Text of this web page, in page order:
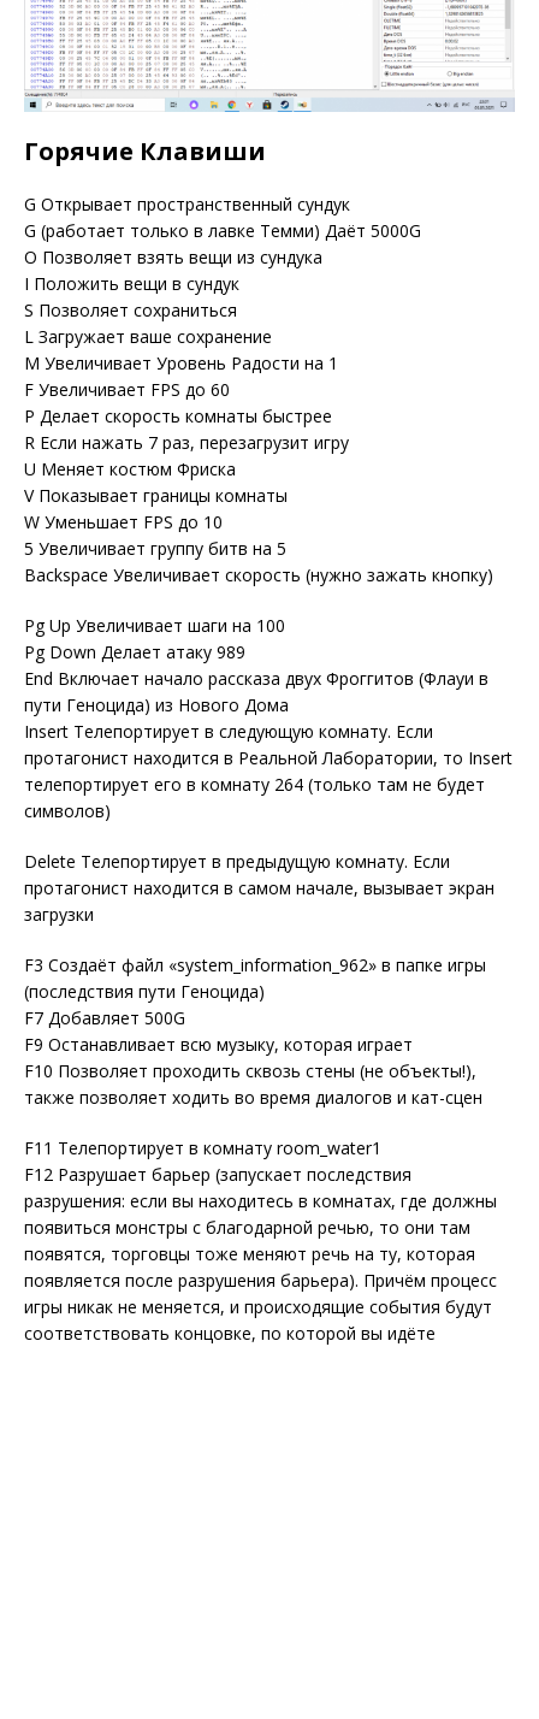
Горячие Клавиши
G Открывает пространственный сундук
G (работает только в лавке Темми) Даёт 5000G
O Позволяет взять вещи из сундука
I Положить вещи в сундук
S Позволяет сохраниться
L Загружает ваше сохранение
M Увеличивает Уровень Радости на 1
F Увеличивает FPS до 60
P Делает скорость комнаты быстрее
R Если нажать 7 раз, перезагрузит игру
U Меняет костюм Фриска
V Показывает границы комнаты
W Уменьшает FPS до 10
5 Увеличивает группу битв на 5
Backspace Увеличивает скорость (нужно зажать кнопку)
Pg Up Увеличивает шаги на 100
Pg Down Делает атаку 989
End Включает начало рассказа двух Фроггитов (Флауи в
пути Геноцида) из Нового Дома
Insert Телепортирует в следующую комнату. Если
протагонист находится в Реальной Лаборатории, то Insert
телепортирует его в комнату 264 (только там не будет
символов)
Delete Телепортирует в предыдущую комнату. Если
протагонист находится в самом начале, вызывает экран
загрузки
F3 Создаёт файл «system_information_962» в папке игры
(последствия пути Геноцида)
F7 Добавляет 500G
F9 Останавливает всю музыку, которая играет
F10 Позволяет проходить сквозь стены (не объекты!),
также позволяет ходить во время диалогов и кат-сцен
F11 Телепортирует в комнату room_water1
F12 Разрушает барьер (запускает последствия
разрушения: если вы находитесь в комнатах, где должны
появиться монстры с благодарной речью, то они там
появятся, торговцы тоже меняют речь на ту, которая
появляется после разрушения барьера). Причём процесс
игры никак не меняется, и происходящие события будут
соответствовать концовке, по которой вы идёте